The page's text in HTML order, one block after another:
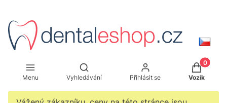
Menu
Otevřít vyhledávač
Vyhledávání Přihlásit se Vozík